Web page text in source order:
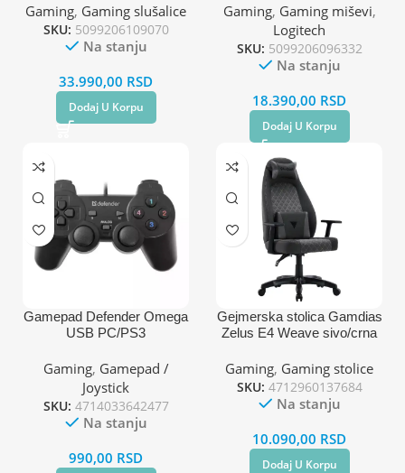
Gaming, Gaming slušalice
SKU: 5099206109070
Na stanju
33.990,00 RSD
Dodaj U Korpu
Gaming, Gaming miševi,
Logitech
SKU: 5099206096332
Na stanju
18.390,00 RSD
Dodaj U Korpu
Gamepad Defender Omega
USB PC/PS3
Gaming, Gamepad /
Joystick
SKU: 4714033642477
Na stanju
990,00 RSD
Gejmerska stolica Gamdias
Zelus E4 Weave sivo/crna
Gaming, Gaming stolice
SKU: 4712960137684
Na stanju
10.090,00 RSD
Dodaj U Korpu